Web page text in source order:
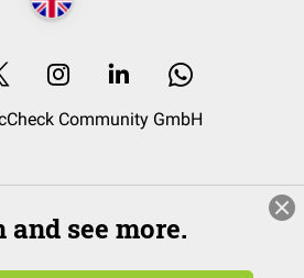
Community GmbH
and see more.